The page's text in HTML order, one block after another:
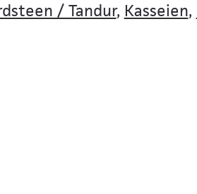
/ Tandur, Kasseien,